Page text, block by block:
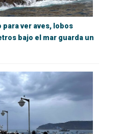
para ver aves, lobos
bajo el mar guarda un